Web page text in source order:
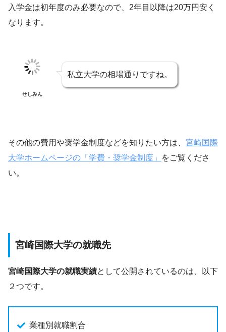
入学金は初年度のみ必要なので、2年目以降は20万円安く
なります。
せしみん
私立大学の相場通りですね。
その他の費用や奨学金制度などを知りたい方は、 宮崎国際
大学ホームページの「学費・奨学金制度」
をご覧くださ
い。
宮崎国際大学の就職先
宮崎国際大学の就職実績として公開されているのは、以下
２つです。
業種別就職割合